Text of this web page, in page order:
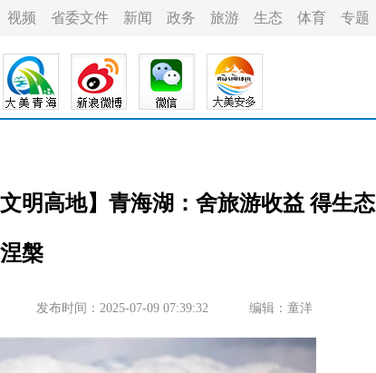
视频 省委文件 新闻 政务 旅游 生态 体育 专题
明高地】青海湖：舍旅游收益 得生态
涅槃
发布时间：2025-07-09 07:39:32 编辑：童洋